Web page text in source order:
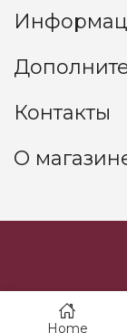
Home
Контакты
О